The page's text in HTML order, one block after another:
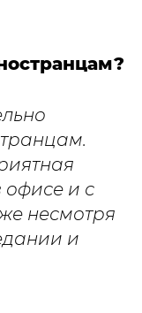
офисе и с
несмотря
и